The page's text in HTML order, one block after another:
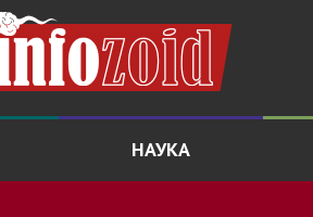
НАУКА